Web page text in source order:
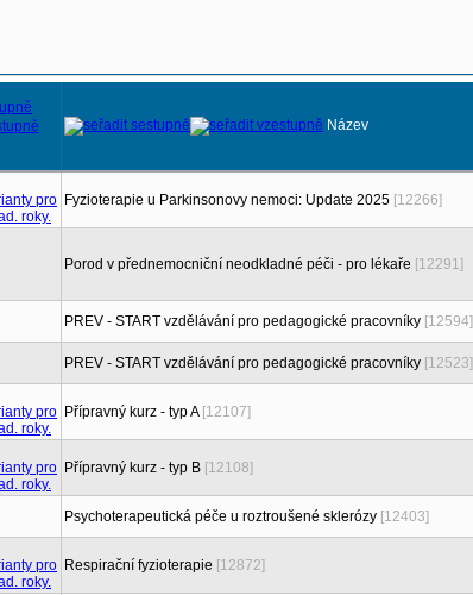
Název
Fyzioterapie u Parkinsonovy nemoci: Update 2025 [12266]
Porod v přednemocniční neodkladné péči - pro lékaře [12291]
PREV - START vzdělávání pro pedagogické pracovníky [12594]
PREV - START vzdělávání pro pedagogické pracovníky [12523]
Přípravný kurz - typ A [12107]
Přípravný kurz - typ B [12108]
Psychoterapeutická péče u roztroušené sklerózy [12403]
Respirační fyzioterapie [12872]